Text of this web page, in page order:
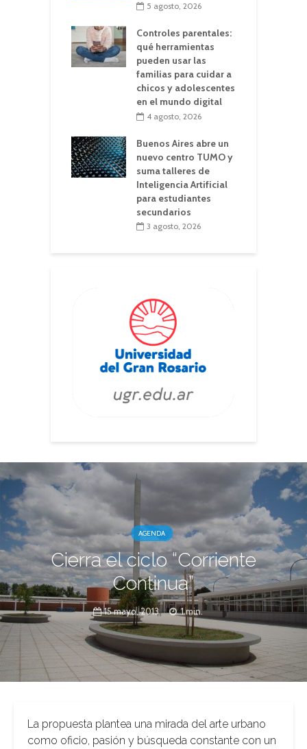
5 agosto, 2026
Controles parentales:
qué herramientas
pueden usar las
familias para cuidar a
chicos y adolescentes
en el mundo digital
4 agosto, 2026
Buenos Aires abre un
nuevo centro TUMO y
suma talleres de
Inteligencia Artificial
para estudiantes
secundarios
3 agosto, 2026
AGENDA
Cierra el ciclo “Corriente
Continua”
15 mayo, 2013 1 min.
La propuesta plantea una mirada del arte urbano
como oficio, pasión y búsqueda constante con un